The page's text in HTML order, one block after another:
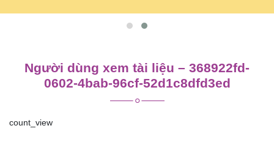
Người dùng xem tài liệu – 368922fd-
0602-4bab-96cf-52d1c8dfd3ed
count_view